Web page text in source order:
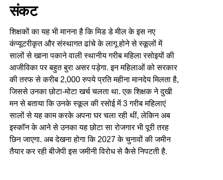
संकट
शिक्षकों का यह भी मानना है कि मिड डे मील के इस नए
कंप्यूटरीकृत और संस्थागत ढांचे के लागू होने से स्कूलों में
सालों से खाना पकाने वाली स्थानीय गरीब महिला रसोइयों की
आजीविका पर बहुत बुरा असर पड़ेगा. इन महिलाओं को सरकार
की तरफ से करीब 2,000 रुपये प्रति महीना मानदेय मिलता है,
जिससे उनका छोटा-मोटा खर्च चलता था. एक शिक्षक ने दुखी
मन से बताया कि उनके स्कूल की रसोई में 3 गरीब महिलाएं
सालों से यह काम करके अपना घर चला रही थीं, लेकिन अब
इस्कॉन के आने से उनका यह छोटा सा रोजगार भी पूरी तरह
छिन जाएगा. अब देखना होगा कि 2027 के चुनावों की जमीन
तैयार कर रही बीजेपी इस जमीनी विरोध से कैसे निपटती है.